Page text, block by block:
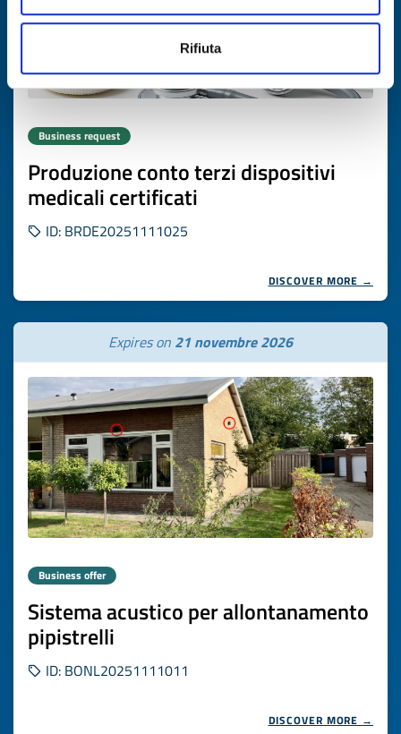
Rifiuta
Business request
Produzione conto terzi dispositivi
medicali certificati
ID: BRDE20251111025
DISCOVER MORE →
Expires on 21 novembre 2026
Business offer
Sistema acustico per allontanamento
pipistrelli
ID: BONL20251111011
DISCOVER MORE →